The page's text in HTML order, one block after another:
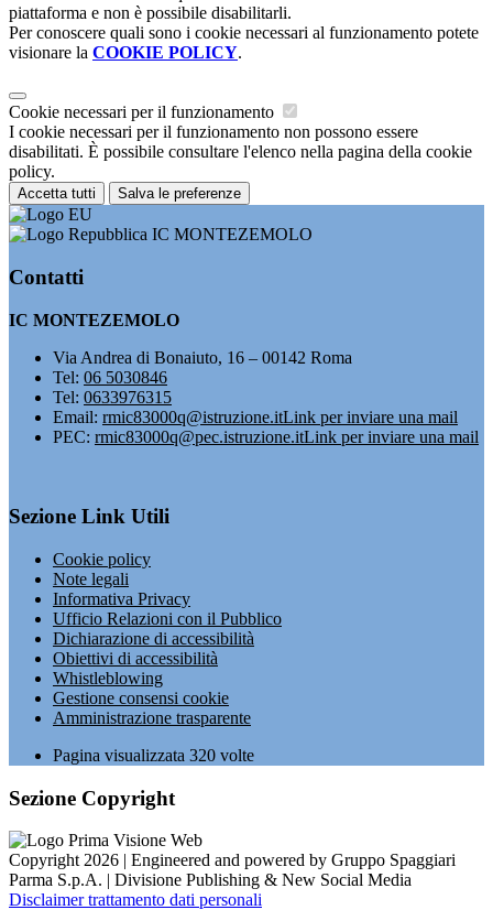
piattaforma e non è possibile disabilitarli.
Per conoscere quali sono i cookie necessari al funzionamento potete
visionare la COOKIE POLICY.
Cookie necessari per il funzionamento
I cookie necessari per il funzionamento non possono essere
disabilitati. È possibile consultare l'elenco nella pagina della cookie
policy.
Accetta tutti Salva le preferenze
IC MONTEZEMOLO
Contatti
IC MONTEZEMOLO
Via Andrea di Bonaiuto, 16 – 00142 Roma
Tel: 06 5030846
Tel: 0633976315
Email: rmic83000q@istruzione.itLink per inviare una mail
PEC: rmic83000q@pec.istruzione.itLink per inviare una mail
Sezione Link Utili
Cookie policy
Note legali
Informativa Privacy
Ufficio Relazioni con il Pubblico
Dichiarazione di accessibilità
Obiettivi di accessibilità
Whistleblowing
Gestione consensi cookie
Amministrazione trasparente
Pagina visualizzata 320 volte
Sezione Copyright
Copyright 2026 | Engineered and powered by Gruppo Spaggiari
Parma S.p.A. | Divisione Publishing & New Social Media
Disclaimer trattamento dati personali